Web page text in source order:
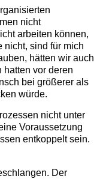
nicht
arbeiten können,
nicht, sind für mich
hätten wir auch
hatten vor deren
bei größerer als
würde.
nicht unter
Voraussetzung
entkoppelt sein.
Der